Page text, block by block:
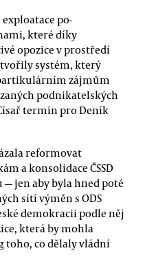
po-
které díky
opozice v prostředí
systém, který
zájmům
podnikatelských
termín pro Deník
reformovat
a konsolidace ČSSD
jen aby byla hned poté
sítí výměn s ODS
demokracii podle něj
která by mohla
co dělaly vládní